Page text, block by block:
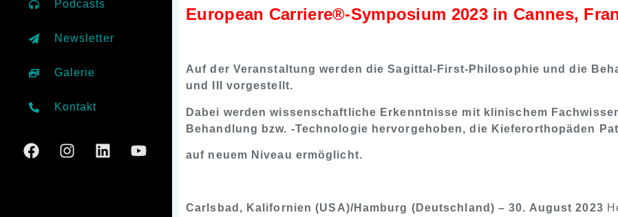
Podcasts
Newsletter
Galerie
Kontakt
European Carriere®-Symposium 2023 in Cannes,
Auf der Veranstaltung werden die Sagittal-First-Philosophie und die
und III vorgestellt.
Dabei werden wissenschaftliche Erkenntnisse mit klinischem
Behandlung bzw. -Technologie hervorgehoben, die Kieferorthopäden
auf neuem Niveau ermöglicht.
Carlsbad, Kalifornien (USA)/Hamburg (Deutschland) – 30. August 2023